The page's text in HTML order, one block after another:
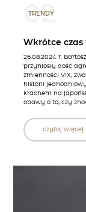
02
TRENDY
Wkrótce
26.08.2024 r.
przyniosły dość
zmienności VIX,
historii
krachem na
obawy o to, czy
czytaj więcej